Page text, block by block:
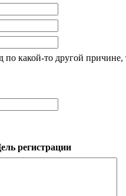
по какой-то другой
регистрации